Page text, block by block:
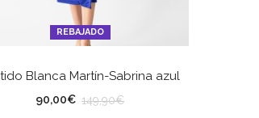
REBAJADO
Blanca Martín-Sabrina azul
90,00€ 149,90€